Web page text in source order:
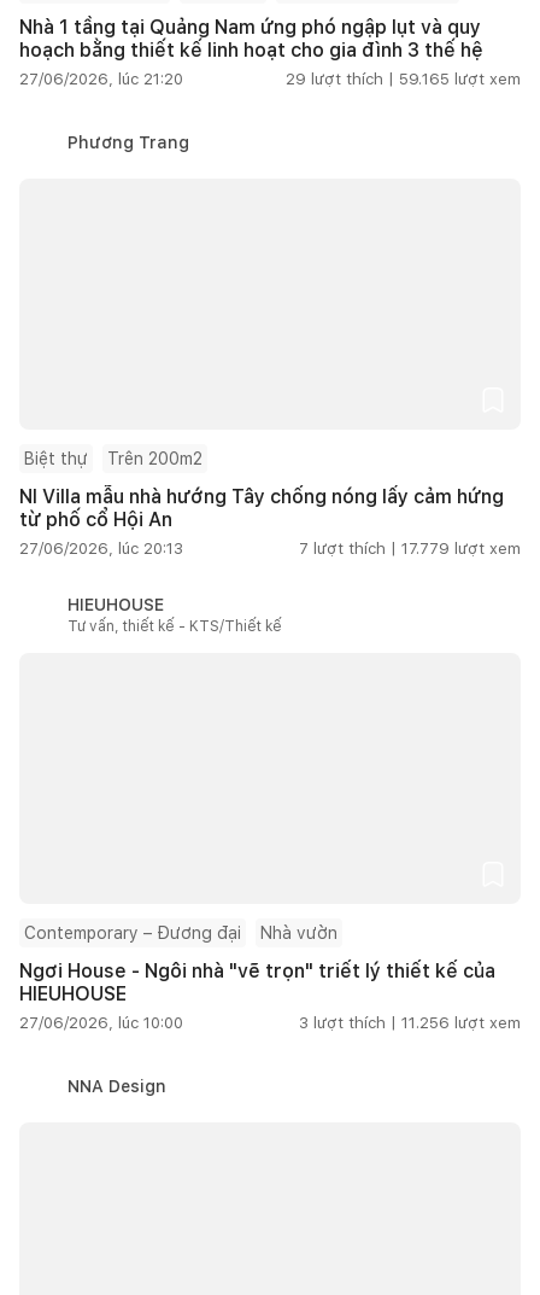
Nhà 1 tầng tại Quảng Nam ứng phó ngập lụt và quy
hoạch bằng thiết kế linh hoạt cho gia đình 3 thế hệ
27/06/2026, lúc 21:20 29 lượt thích | 59.165 lượt xem
Phương Trang
Biệt thự Trên 200m2
NI Villa mẫu nhà hướng Tây chống nóng lấy cảm hứng
từ phố cổ Hội An
27/06/2026, lúc 20:13 7 lượt thích | 17.779 lượt xem
HIEUHOUSE
Tư vấn, thiết kế - KTS/Thiết kế
Contemporary – Đương đại Nhà vườn
Ngơi House - Ngôi nhà "vẽ trọn" triết lý thiết kế của
HIEUHOUSE
27/06/2026, lúc 10:00 3 lượt thích | 11.256 lượt xem
NNA Design